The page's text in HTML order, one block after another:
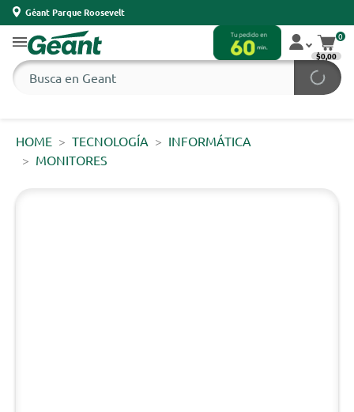
Géant Parque Roosevelt
0
$0,00
HOME TECNOLOGÍA
INFORMÁTICA
MONITORES